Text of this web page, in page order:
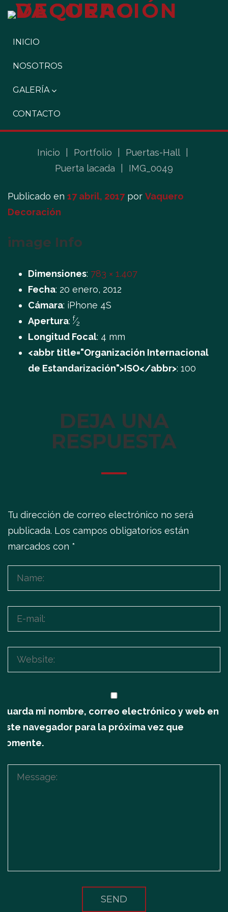
INICIO
NOSOTROS
GALERÍA
CONTACTO
Inicio Portfolio Puertas-Hall
Puerta lacada
IMG_0049
Publicado en 17 abril, 2017por Vaquero
Decoración
image Info
Dimensiones: 783 × 1.407
Fecha: 20 enero, 2012
Cámara: iPhone 4S
Apertura: f⁄2
Longitud Focal: 4 mm
<abbr title="Organización Internacional
de Estandarización">ISO</abbr>: 100
DEJA UNA
RESPUESTA
Tu dirección de correo electrónico no será
publicada. Los campos obligatorios están
marcados con *
Guarda mi nombre, correo electrónico y web en
este navegador para la próxima vez que
comente.